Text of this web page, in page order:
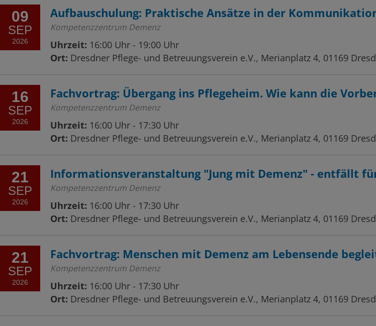
09
SEP
2026
Aufbauschulung: Praktische Ansätze in der
Kompetenzzentrum Demenz
Uhrzeit: 16:00 Uhr - 19:00 Uhr
Ort: Dresdner Pflege- und Betreuungsverein e.V., Merianplatz 4, 01169
16
SEP
2026
Fachvortrag: Übergang ins Pflegeheim. Wie kann die
Kompetenzzentrum Demenz
Uhrzeit: 16:00 Uhr - 17:30 Uhr
Ort: Dresdner Pflege- und Betreuungsverein e.V., Merianplatz 4, 01169
21
SEP
2026
Informationsveranstaltung "Jung mit Demenz" - entfällt
Kompetenzzentrum Demenz
Uhrzeit: 16:00 Uhr - 17:30 Uhr
Ort: Dresdner Pflege- und Betreuungsverein e.V., Merianplatz 4, 01169
21
SEP
2026
Fachvortrag: Menschen mit Demenz am Lebensende
Kompetenzzentrum Demenz
Uhrzeit: 16:00 Uhr - 17:30 Uhr
Ort: Dresdner Pflege- und Betreuungsverein e.V., Merianplatz 4, 01169